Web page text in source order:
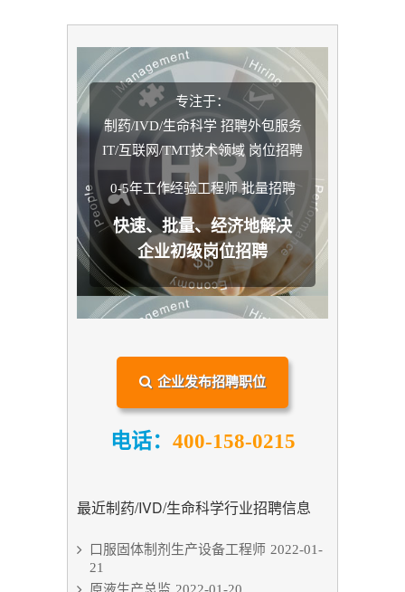
专注于：
制药/IVD/生命科学 招聘外包服务
IT/互联网/TMT技术领域 岗位招聘
0-5年工作经验工程师 批量招聘
快速、批量、经济地解决
企业初级岗位招聘
企业发布招聘职位
电话： 400-158-0215
最近制药/IVD/生命科学行业招聘信息
口服固体制剂生产设备工程师 2022-01-
21